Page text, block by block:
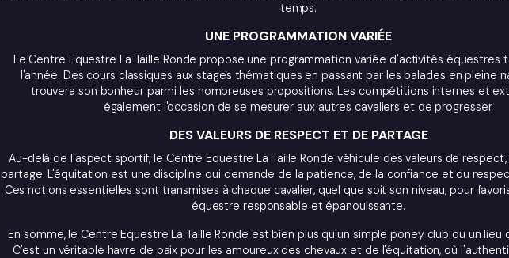
temps.
UNE PROGRAMMATION VARIÉE
Le Centre Equestre La Taille Ronde propose une programmation variée d'activités équestres
l'année. Des cours classiques aux stages thématiques en passant par les balades en pleine
trouvera son bonheur parmi les nombreuses propositions. Les compétitions internes et
également l'occasion de se mesurer aux autres cavaliers et de progresser.
DES VALEURS DE RESPECT ET DE PARTAGE
Au-delà de l'aspect sportif, le Centre Equestre La Taille Ronde véhicule des valeurs de
partage. L'équitation est une discipline qui demande de la patience, de la confiance et du
Ces notions essentielles sont transmises à chaque cavalier, quel que soit son niveau, pour
équestre responsable et épanouissante.
En somme, le Centre Equestre La Taille Ronde est bien plus qu'un simple poney club ou un lieu
C'est un véritable havre de paix pour les amoureux des chevaux et de l'équitation, où